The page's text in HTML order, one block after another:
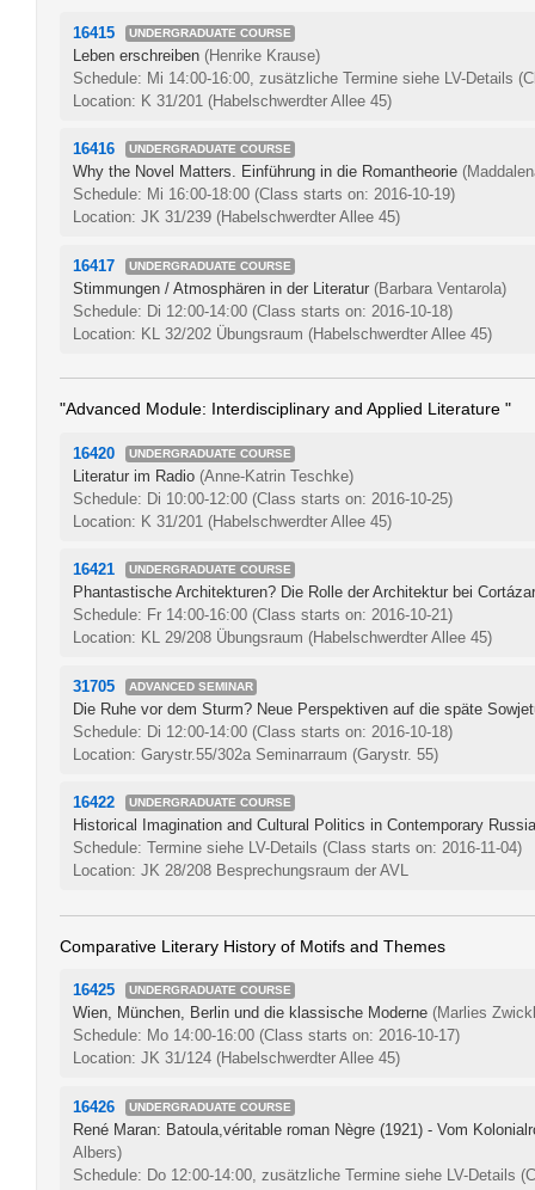
16415 UNDERGRADUATE COURSE
Leben erschreiben (Henrike Krause)
Schedule: Mi 14:00-16:00, zusätzliche Termine siehe LV-Details
Location: K 31/201 (Habelschwerdter Allee 45)
16416 UNDERGRADUATE COURSE
Why the Novel Matters. Einführung in die Romantheorie
Schedule: Mi 16:00-18:00 (Class starts on: 2016-10-19)
Location: JK 31/239 (Habelschwerdter Allee 45)
16417 UNDERGRADUATE COURSE
Stimmungen / Atmosphären in der Literatur (Barbara Ventarola)
Schedule: Di 12:00-14:00 (Class starts on: 2016-10-18)
Location: KL 32/202 Übungsraum (Habelschwerdter Allee 45)
"Advanced Module: Interdisciplinary and Applied Literature "
16420 UNDERGRADUATE COURSE
Literatur im Radio (Anne-Katrin Teschke)
Schedule: Di 10:00-12:00 (Class starts on: 2016-10-25)
Location: K 31/201 (Habelschwerdter Allee 45)
16421 UNDERGRADUATE COURSE
Phantastische Architekturen? Die Rolle der Architektur bei
Schedule: Fr 14:00-16:00 (Class starts on: 2016-10-21)
Location: KL 29/208 Übungsraum (Habelschwerdter Allee 45)
31705 ADVANCED SEMINAR
Die Ruhe vor dem Sturm? Neue Perspektiven auf die späte
Schedule: Di 12:00-14:00 (Class starts on: 2016-10-18)
Location: Garystr.55/302a Seminarraum (Garystr. 55)
16422 UNDERGRADUATE COURSE
Historical Imagination and Cultural Politics in Contemporary Russia
Schedule: Termine siehe LV-Details (Class starts on: 2016-11-04)
Location: JK 28/208 Besprechungsraum der AVL
Comparative Literary History of Motifs and Themes
16425 UNDERGRADUATE COURSE
Wien, München, Berlin und die klassische Moderne (Marlies
Schedule: Mo 14:00-16:00 (Class starts on: 2016-10-17)
Location: JK 31/124 (Habelschwerdter Allee 45)
16426 UNDERGRADUATE COURSE
René Maran: Batoula,véritable roman Nègre (1921) - Vom
Albers)
Schedule: Do 12:00-14:00, zusätzliche Termine siehe LV-Details